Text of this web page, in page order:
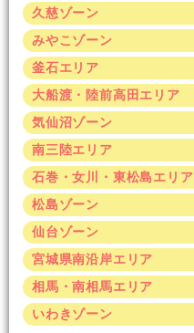
久慈ゾーン
みやこゾーン
釜石エリア
大船渡・陸前高田エリア
気仙沼ゾーン
南三陸エリア
石巻・女川・東松島エリア
松島ゾーン
仙台ゾーン
宮城県南沿岸エリア
相馬・南相馬エリア
いわきゾーン